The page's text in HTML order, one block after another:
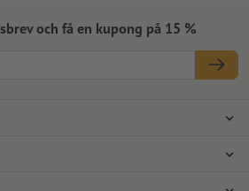
och få en kupong på 15 %